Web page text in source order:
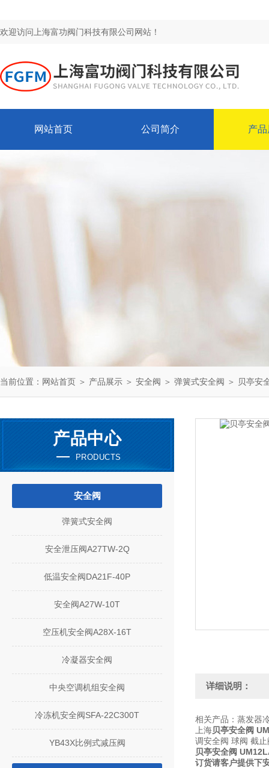
欢迎访问上海富功阀门科技有限公司网站！
网站首页 公司简介 产
当前位置： 网站首页 ＞ 产品展示 ＞ 安全阀 ＞ 弹簧式安全阀 ＞ 贝亭安
产品中心
PRODUCTS
安全阀
弹簧式安全阀
安全泄压阀A27TW-2Q
低温安全阀DA21F-40P
安全阀A27W-10T
空压机安全阀A28X-16T
冷凝器安全阀
中央空调机组安全阀
冷冻机安全阀SFA-22C300T
YB43X比例式减压阀
详细说明：
相关产品：蒸发器
上海贝亭安全阀
调安全阀 球阀 截
贝亭安全阀
订货请客户提供下